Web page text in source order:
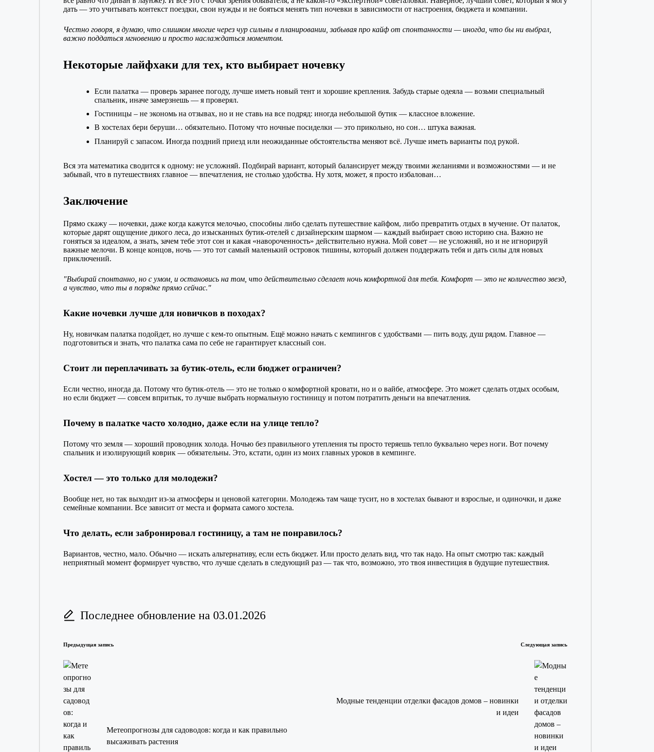
дать — это учитывать контекст поездки, свои нужды и не бояться менять тип ночевки в зависимости от настроения, бюджета и компании.
Честно говоря, я думаю, что слишком многие через чур сильны в планировании, забывая про кайф от спонтанности — иногда, что бы ни выбрал,
важно поддаться мгновению и просто наслаждаться моментом.
Некоторые лайфхаки для тех, кто выбирает ночевку‍
Если палатка — проверь заранее погоду, лучше иметь новый тент и хорошие крепления. Забудь старые одеяла — возьми специальный
спальник, иначе замерзнешь — я проверял.
Гостиницы – не экономь на отзывах, но и не ставь на все подряд: иногда небольшой бутик — классное вложение.
В хостелах бери беруши… обязательно. Потому что ночные посиделки — это прикольно, но сон… штука важная.
Планируй с запасом. Иногда поздний приезд или неожиданные обстоятельства меняют всё. Лучше иметь варианты под рукой.
Вся эта математика сводится к одному: не усложняй. Подбирай вариант, который балансирует между твоими желаниями и возможностями — и не
забывай, что в путешествиях главное — впечатления, не столько удобства. Ну хотя, может, я просто избалован…
Заключение
Прямо скажу — ночевки, даже когда кажутся мелочью, способны либо сделать путешествие кайфом, либо превратить отдых в мучение. От палаток,
которые дарят ощущение дикого леса, до изысканных бутик-отелей с дизайнерским шармом — каждый выбирает свою историю сна. Важно не
гоняться за идеалом, а знать, зачем тебе этот сон и какая «навороченность» действительно нужна. Мой совет — не усложняй, но и не игнорируй
важные мелочи. В конце концов, ночь — это тот самый маленький островок тишины, который должен поддержать тебя и дать силы для новых
приключений.
Выбирай спонтанно, но с умом, и остановись на том, что действительно сделает ночь комфортной для тебя. Комфорт — это не количество звезд,
а чувство, что ты в порядке прямо сейчас.
Какие ночевки лучше для новичков в походах?
Ну, новичкам палатка подойдет, но лучше с кем-то опытным. Ещё можно начать с кемпингов с удобствами — пить воду, душ рядом. Главное —
подготовиться и знать, что палатка сама по себе не гарантирует классный сон.
Стоит ли переплачивать за бутик-отель, если бюджет ограничен?
Если честно, иногда да. Потому что бутик-отель — это не только о комфортной кровати, но и о вайбе, атмосфере. Это может сделать отдых особым,
но если бюджет — совсем впритык, то лучше выбрать нормальную гостиницу и потом потратить деньги на впечатления.
Почему в палатке часто холодно, даже если на улице тепло?
Потому что земля — хороший проводник холода. Ночью без правильного утепления ты просто теряешь тепло буквально через ноги. Вот почему
спальник и изолирующий коврик — обязательны. Это, кстати, один из моих главных уроков в кемпинге.
Хостел — это только для молодежи?
Вообще нет, но так выходит из-за атмосферы и ценовой категории. Молодежь там чаще тусит, но в хостелах бывают и взрослые, и одиночки, и даже
семейные компании. Все зависит от места и формата самого хостела.
Что делать, если забронировал гостиницу, а там не понравилось?
Вариантов, честно, мало. Обычно — искать альтернативу, если есть бюджет. Или просто делать вид, что так надо. На опыт смотрю так: каждый
неприятный момент формирует чувство, что лучше сделать в следующий раз — так что, возможно, это твоя инвестиция в будущие путешествия.
Последнее обновление на 03.01.2026
Навигация
записи
Предыдущая запись
Метеопрогнозы для садоводов: когда и как правильно
высаживать растения
Следующая запись
Модные тенденции отделки фасадов домов – новинки
и идеи